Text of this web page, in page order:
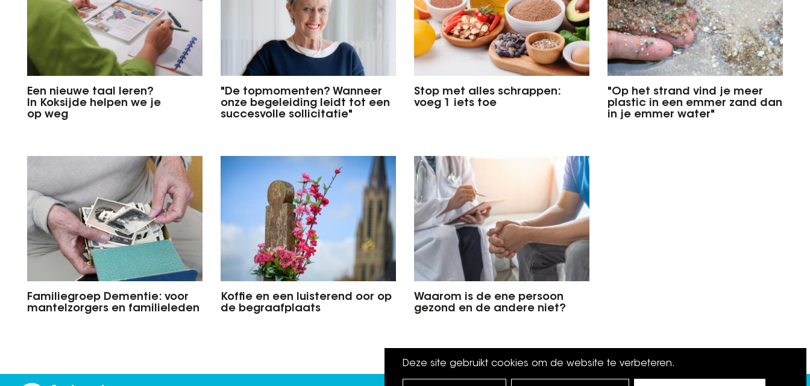
Een nieuwe taal leren?
In Koksijde helpen we je
op weg
"De topmomenten? Wanneer
onze begeleiding leidt tot een
succesvolle sollicitatie"
Stop met alles schrappen:
voeg 1 iets toe
"Op het strand vind je meer
plastic in een emmer zand dan
in je emmer water"
Familiegroep Dementie: voor
mantelzorgers en familieleden
Koffie en een luisterend oor op
de begraafplaats
Waarom is de ene persoon
gezond en de andere niet?
Deze site gebruikt cookies om de website te verbeteren.